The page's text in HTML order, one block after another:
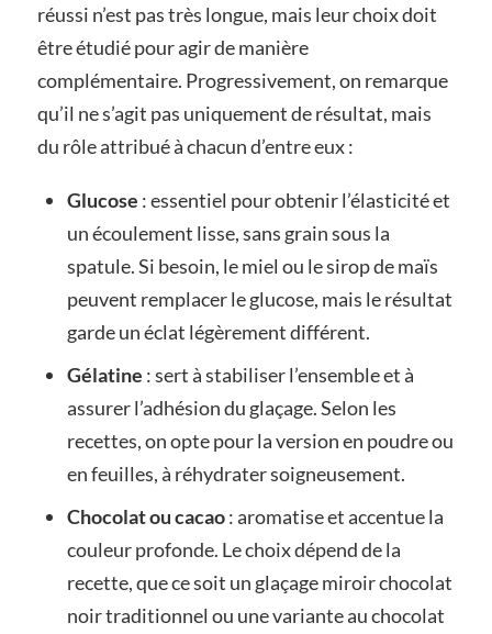
réussi n’est pas très longue, mais leur choix doit
être étudié pour agir de manière
complémentaire. Progressivement, on remarque
qu’il ne s’agit pas uniquement de résultat, mais
du rôle attribué à chacun d’entre eux :
Glucose : essentiel pour obtenir l’élasticité et
un écoulement lisse, sans grain sous la
spatule. Si besoin, le miel ou le sirop de maïs
peuvent remplacer le glucose, mais le résultat
garde un éclat légèrement différent.
Gélatine : sert à stabiliser l’ensemble et à
assurer l’adhésion du glaçage. Selon les
recettes, on opte pour la version en poudre ou
en feuilles, à réhydrater soigneusement.
Chocolat ou cacao: aromatise et accentue la
couleur profonde. Le choix dépend de la
recette, que ce soit un glaçage miroir chocolat
noir traditionnel ou une variante au chocolat